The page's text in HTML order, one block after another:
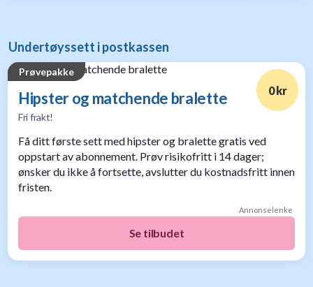
Undertøyssett i postkassen
Prøvepakke
Hipster og matchende bralette
Fri frakt!
0 kr
Få ditt første sett med hipster og bralette gratis ved
oppstart av abonnement. Prøv risikofritt i 14 dager;
ønsker du ikke å fortsette, avslutter du kostnadsfritt innen
fristen.
Annonselenke
Se tilbudet